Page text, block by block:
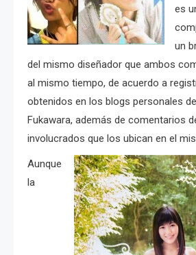
es
un
del mismo diseñador que ambos
al mismo tiempo, de acuerdo a
obtenidos en los blogs personales
Fukawara, además de comentarios
involucrados que los ubican en el
Aunque
la